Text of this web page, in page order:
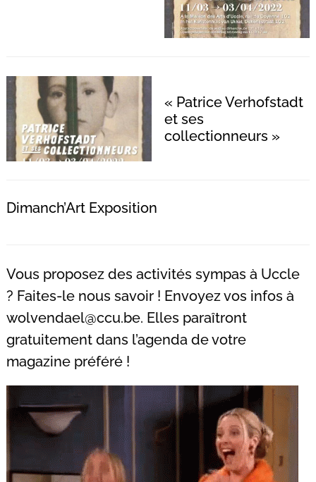
« Patrice Verhofstadt
et ses
collectionneurs »
Dimanch’Art Exposition
Vous proposez des activités sympas à Uccle
? Faites-le nous savoir ! Envoyez vos infos à
wolvendael@ccu.be. Elles paraîtront
gratuitement dans l’agenda de votre
magazine préféré !